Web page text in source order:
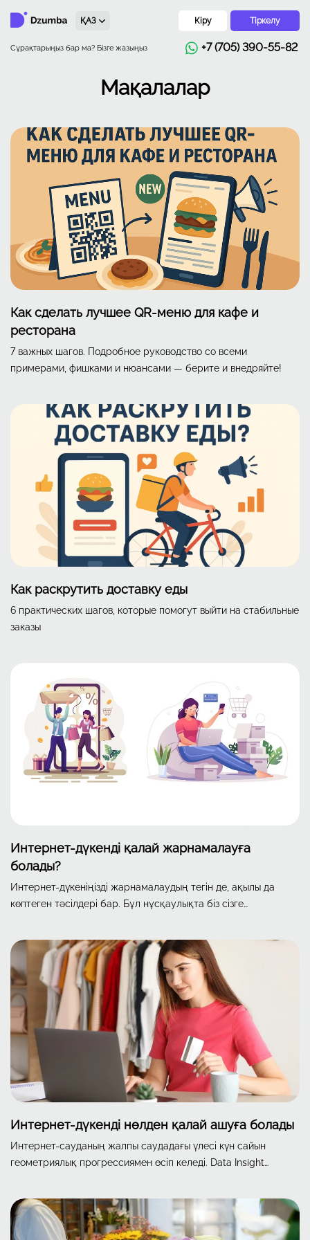
ҚАЗ Кіру Тіркелу
Сұрақтарыңыз бар ма? Бізге жазыңыз +7 (705) 390-55-82
Мақалалар
Как сделать лучшее QR-меню для кафе и
ресторана
7 важных шагов. Подробное руководство со всеми
примерами, фишками и нюансами — берите и внедряйте!
Как раскрутить доставку еды
6 практических шагов, которые помогут выйти на стабильные
заказы
Интернет-дүкенді қалай жарнамалауға
болады?
Интернет-дүкеніңізді жарнамалаудың тегін де, ақылы да
көптеген тәсілдері бар. Бұл нұсқаулықта біз сізге
Интернет-дүкенді нөлден қалай ашуға болады
Интернет-сауданың жалпы саудадағы үлесі күн сайын
геометриялық прогрессиямен өсіп келеді. Data Insight
салыстырғанда 104%-ға артты, ал нарық көлемі рубльмен
есептегенде 52%-ға өсті.